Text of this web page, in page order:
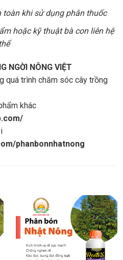
toàn khi sử dụng phân thuốc
hoặc kỹ thuật bà con liên hệ
NGỜI NÔNG VIỆT
quá trình chăm sóc cây trồng
khác
phanbonnhatnong